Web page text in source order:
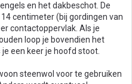
en het dakbeschot. De
centimeter (bij gordingen van
contactoppervlak. Als je
loop je bovendien het
een keer je hoofd stoot.
steenwol voor te gebruiken